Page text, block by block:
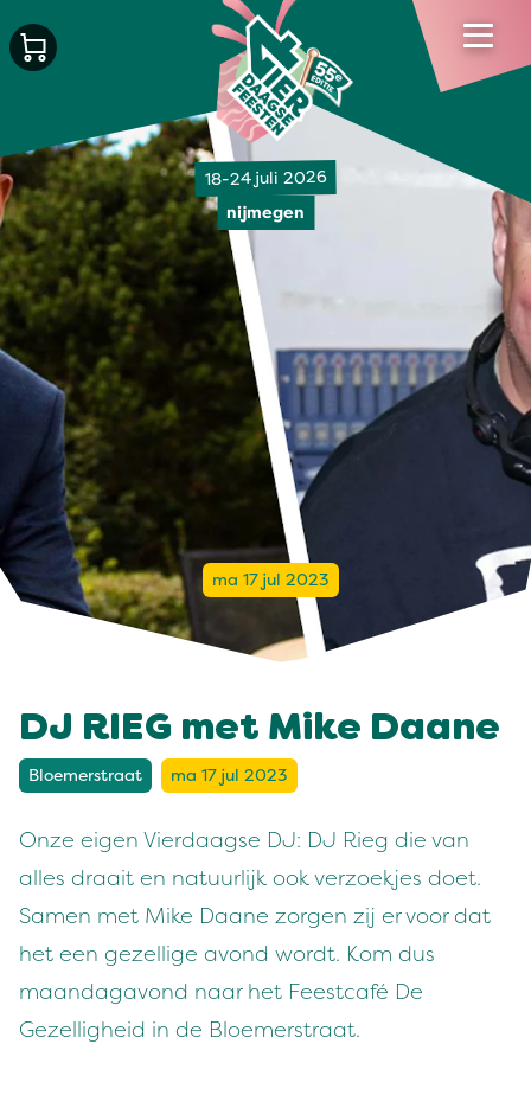
18-24 juli 2026
nijmegen
ma 17 jul 2023
DJ RIEG met Mike Daane
Bloemerstraat ma 17 jul 2023
Onze eigen Vierdaagse DJ: DJ Rieg die van
alles draait en natuurlijk ook verzoekjes doet.
Samen met Mike Daane zorgen zij er voor dat
het een gezellige avond wordt. Kom dus
maandagavond naar het Feestcafé De
Gezelligheid in de Bloemerstraat.